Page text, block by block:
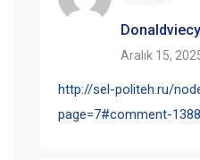
Donaldviecy
Aralık 15,
http://sel-politeh.ru/
page=7#comment-